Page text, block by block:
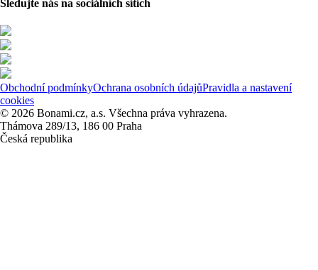
Sledujte nás na sociálních sítích
Obchodní podmínkyOchrana osobních údajůPravidla a nastavení
cookies
© 2026 Bonami.cz, a.s. Všechna práva vyhrazena.
Thámova 289/13, 186 00 Praha
Česká republika